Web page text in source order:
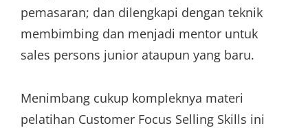
pemasaran; dan dilengkapi dengan teknik
membimbing dan menjadi mentor untuk
sales persons junior ataupun yang baru.
Menimbang cukup kompleknya materi
pelatihan Customer Focus Selling Skills ini